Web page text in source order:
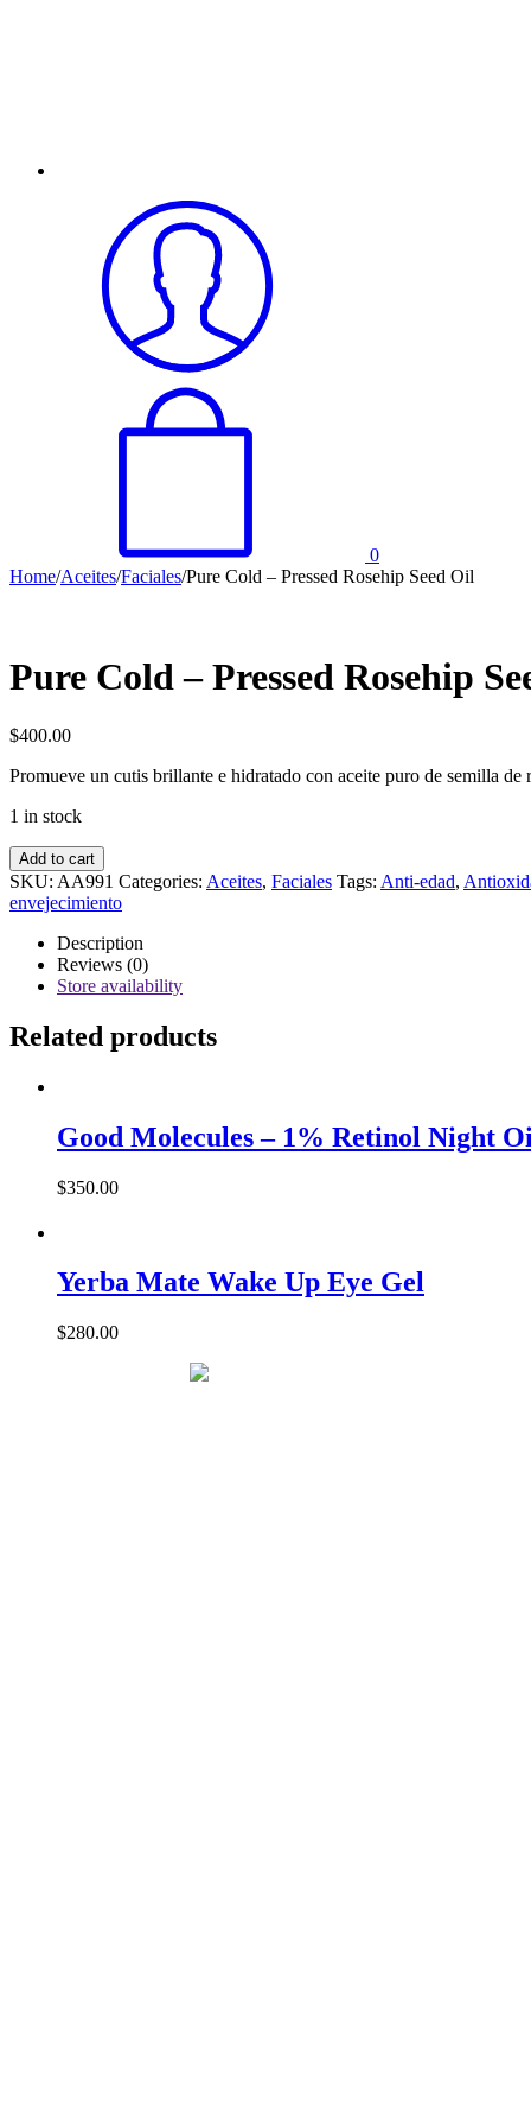
0
Home/Aceites/Faciales/Pure Cold – Pressed Rosehip Seed Oil
Pure Cold – Pressed Rosehip
$400.00
Promueve un cutis brillante e hidratado con aceite puro de semilla de
1 in stock
Pure
Cold
-
Pressed
Rosehip
Seed
Add to cart
SKU: AA991 Categories: Aceites, Faciales Tags: Anti-edad,
envejecimiento
Description
Reviews (0)
Store availability
Related products
Good Molecules – 1% Retinol Night
$350.00
Yerba Mate Wake Up Eye Gel
$280.00